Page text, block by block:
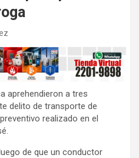
aprehendieron a tres
delito de transporte de
realizado en el
de que un conductor